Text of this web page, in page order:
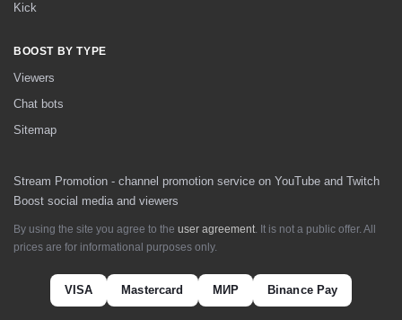
Kick
BOOST BY TYPE
Viewers
Chat bots
Sitemap
Stream Promotion - channel promotion service on YouTube and Twitch
Boost social media and viewers
By using the site you agree to the user agreement . It is not a public offer. All
prices are for informational purposes only.
VISA Mastercard МИР Binance Pay